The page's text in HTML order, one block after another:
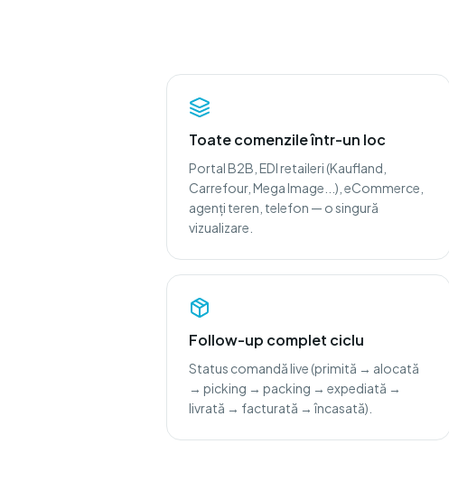
Toate comenzile într-un loc
Portal B2B, EDI retaileri (Kaufland,
Carrefour, Mega Image...), eCommerce,
agenți teren, telefon — o singură
vizualizare.
Follow-up complet ciclu
Status comandă live (primită → alocată
→ picking → packing → expediată →
livrată → facturată → încasată).